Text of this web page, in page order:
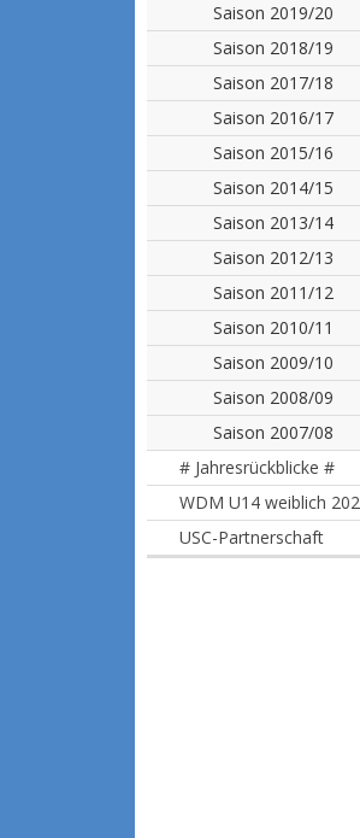
Saison 2019/20
Saison 2018/19
Saison 2017/18
Saison 2016/17
Saison 2015/16
Saison 2014/15
Saison 2013/14
Saison 2012/13
Saison 2011/12
Saison 2010/11
Saison 2009/10
Saison 2008/09
Saison 2007/08
# Jahresrückblicke #
WDM U14 weiblich
USC-Partnerschaft